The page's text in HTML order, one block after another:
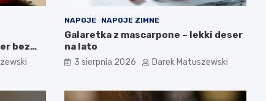
bez
NAPOJE NAPOJE ZIMNE
Galaretka z mascarpone – lekki deser
na lato
3 sierpnia 2026 Darek Matuszewski